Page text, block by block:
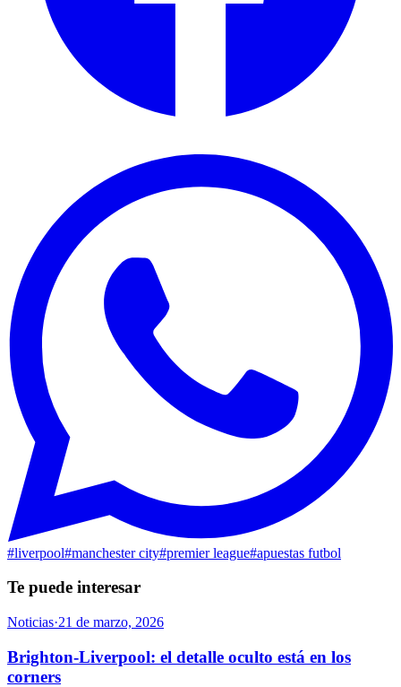
#liverpool#manchester city#premier league#apuestas futbol
Te puede interesar
Noticias·21 de marzo, 2026
Brighton-Liverpool: el detalle oculto está en los
corners